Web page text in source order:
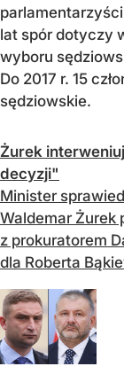
lat spór dotyczy
wyboru
Do 2017 r. 15
sędziowskie.
Żurek
decyzji"
Minister
Waldemar Żurek
z prokuratorem
dla Roberta